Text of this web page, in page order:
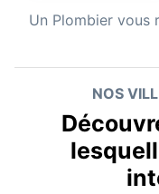
Un Plombier vous
NOS